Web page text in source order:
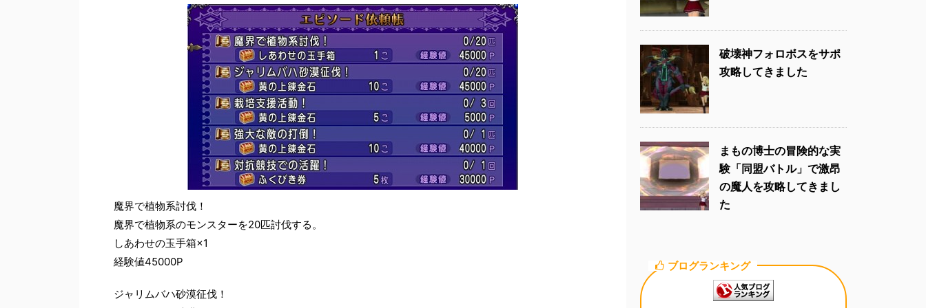
魔界で植物系討伐！
魔界で植物系のモンスターを20匹討伐する。
しあわせの玉手箱×1
経験値45000P
ジャリムバハ砂漠征伐！
破壊神フォロボスをサポ
攻略してきました
まもの博士の冒険的な実
験「同盟バトル」で激昂
の魔人を攻略してきまし
た
ブログランキング